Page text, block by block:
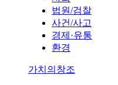
법원/검찰
사건/사고
경제·유통
환경
가치의창조